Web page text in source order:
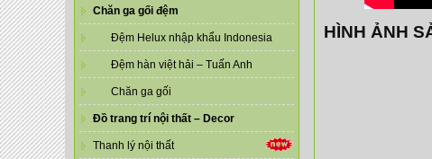
Chăn ga gối đệm
Đệm Helux nhập khẩu Indonesia
Đệm hàn việt hải – Tuấn Anh
Chăn ga gối
Đồ trang trí nội thất – Decor
Thanh lý nội thất
HÌNH ẢNH